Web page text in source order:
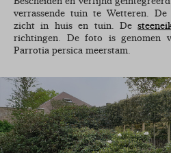
verrassende tuin te Wetteren.
zicht in huis en tuin. De
richtingen. De foto is genomen
Parrotia persica meerstam.